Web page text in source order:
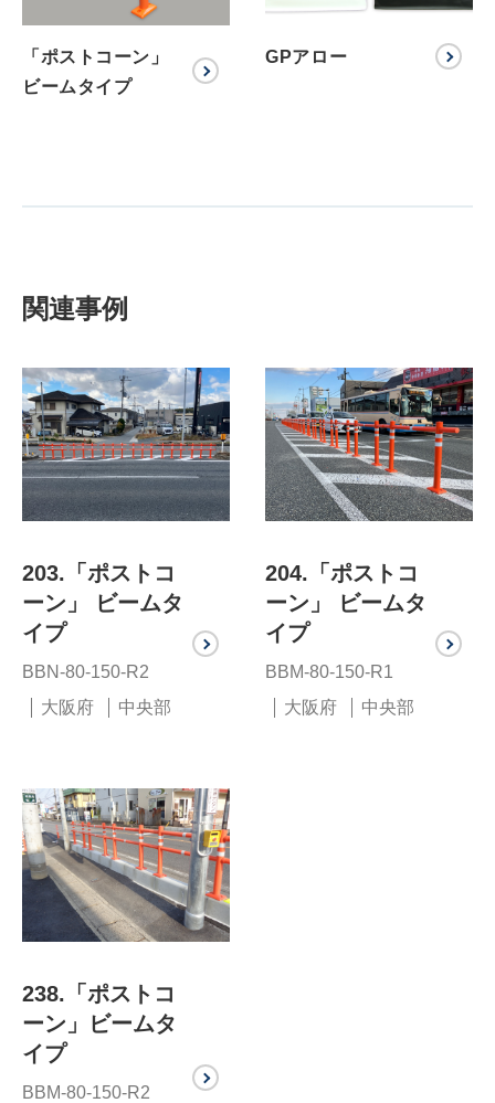
「ポストコーン」
ビームタイプ
GPアロー
関連事例
203.「ポストコ
ーン」 ビームタ
イプ
BBN-80-150-R2
大阪府
中央部
204.「ポストコ
ーン」 ビームタ
イプ
BBM-80-150-R1
大阪府
中央部
238.「ポストコ
ーン」ビームタ
イプ
BBM-80-150-R2